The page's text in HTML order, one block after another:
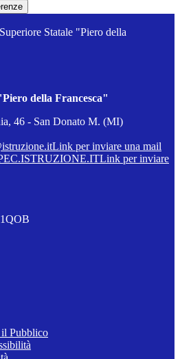
Statale "Piero della
della Francesca"
46 - San Donato M. (MI)
Link per inviare una mail
Link per inviare
Pubblico